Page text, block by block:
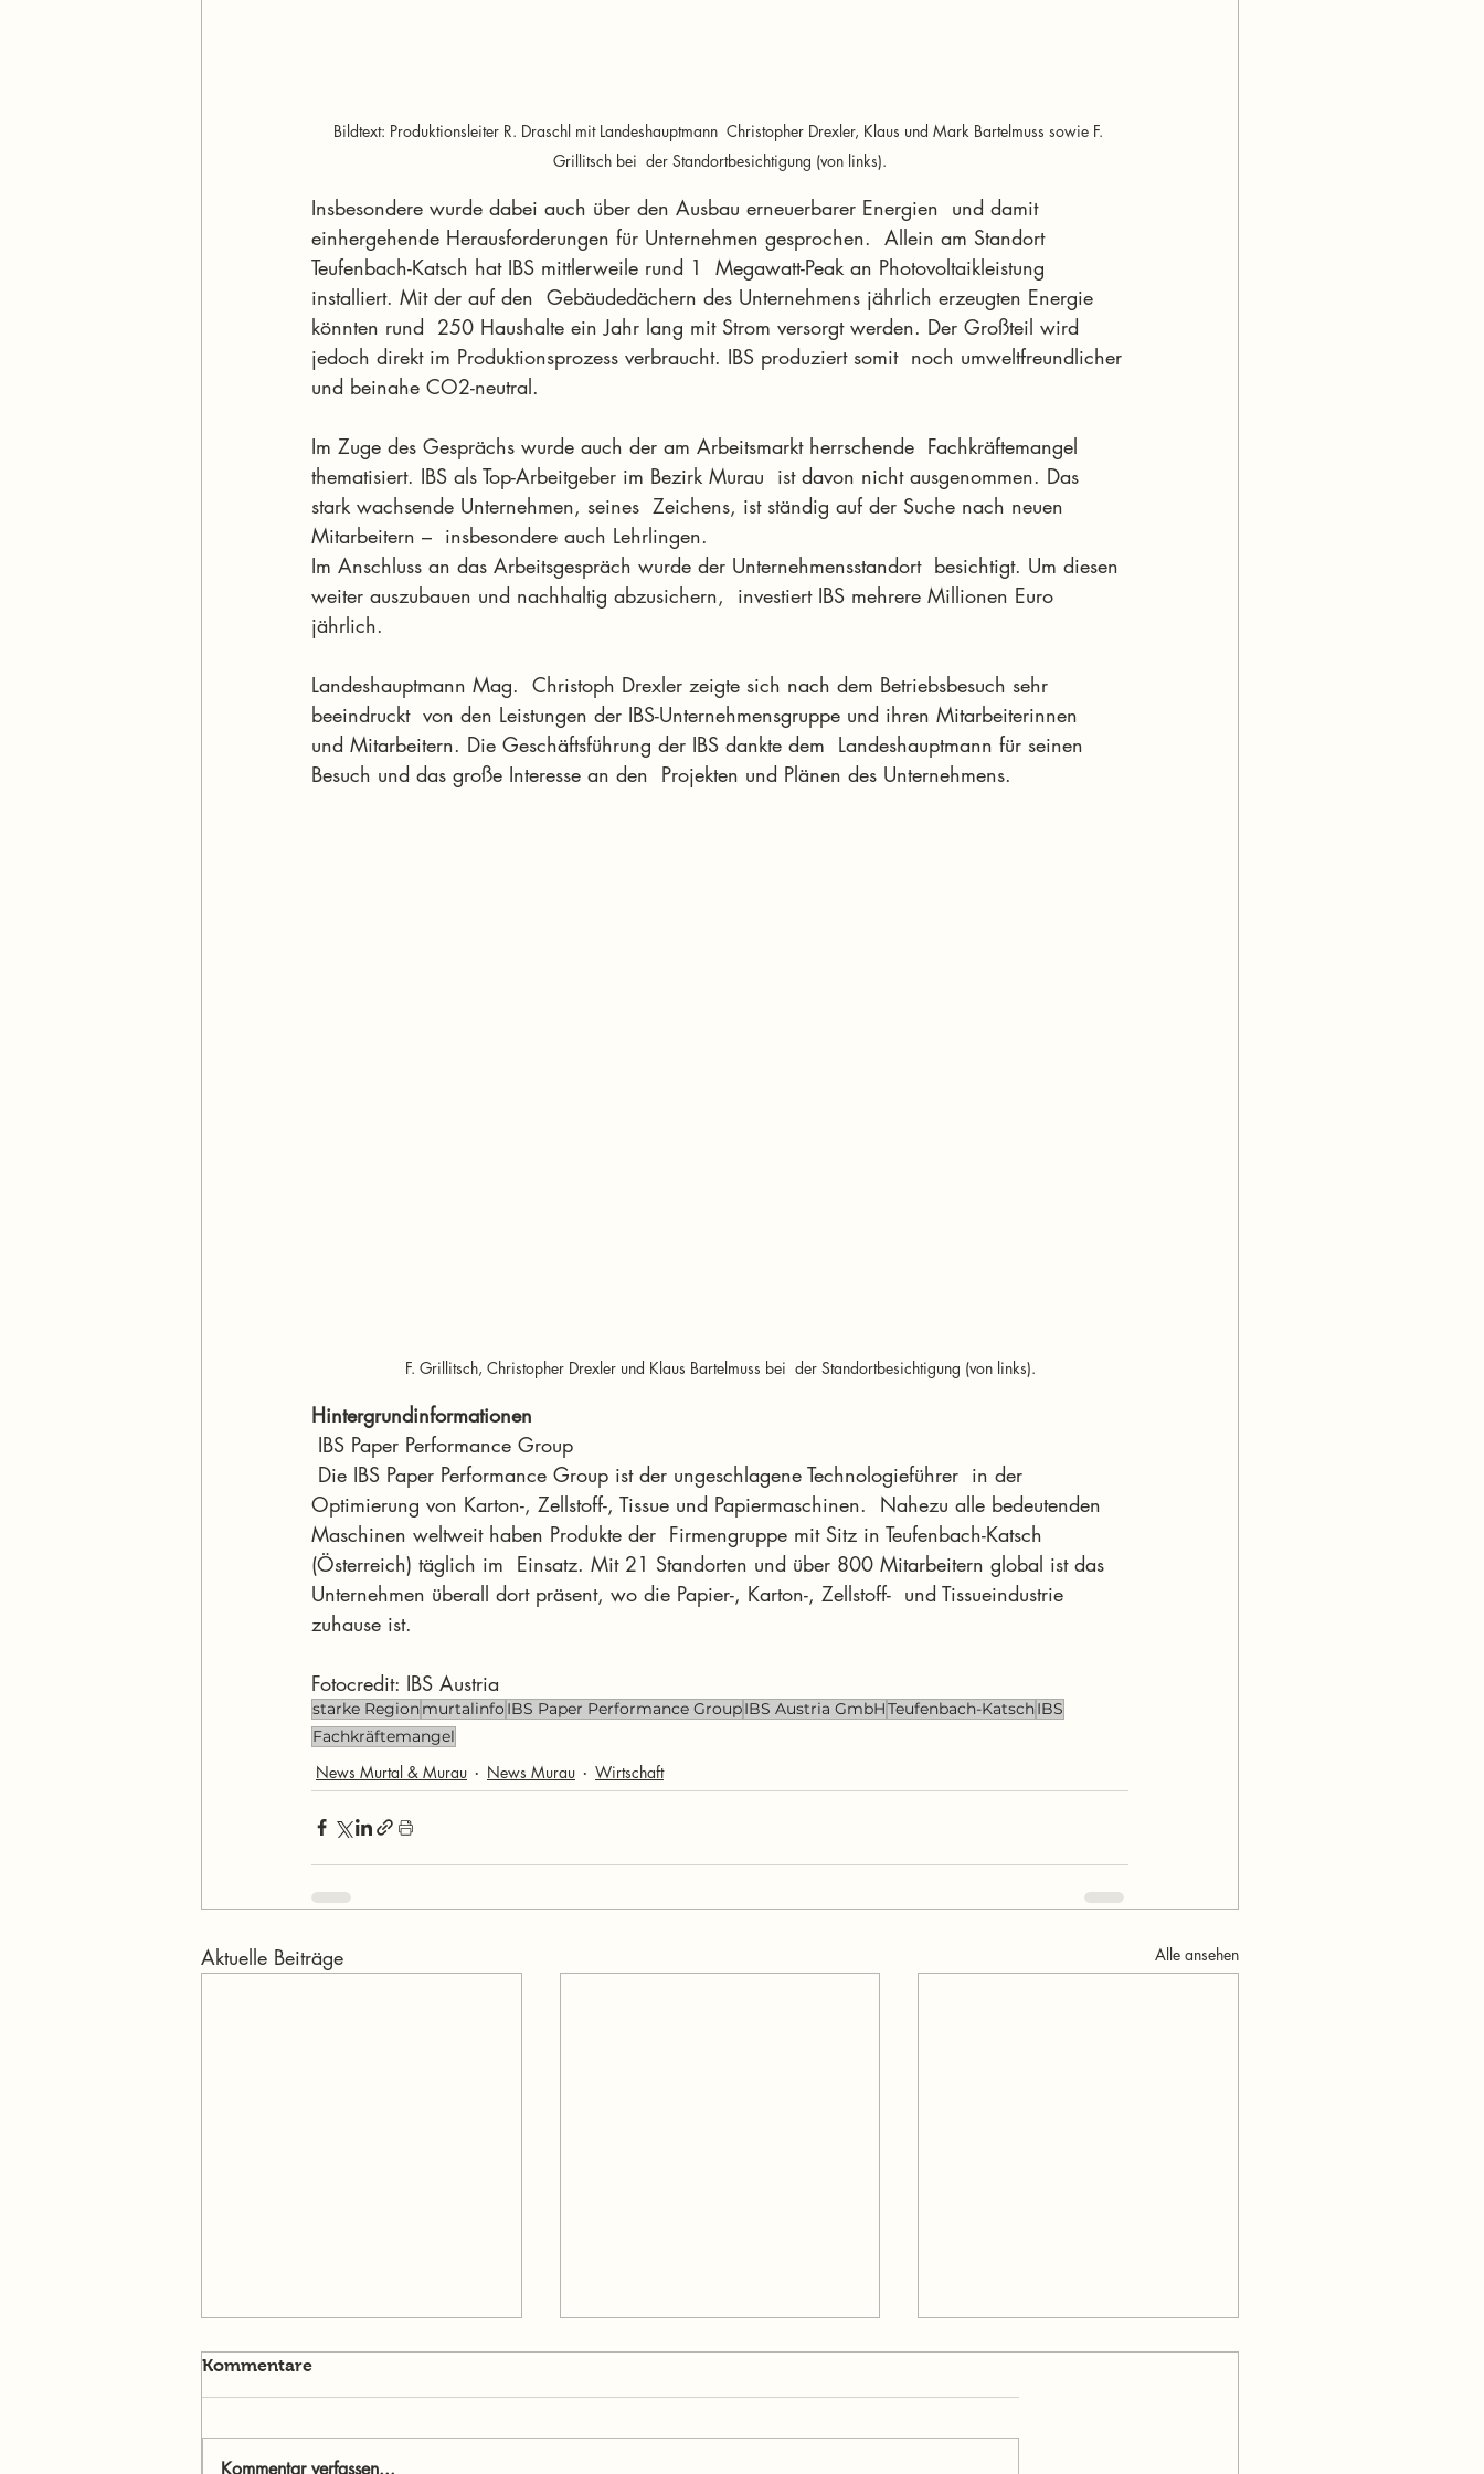
Bildtext: Produktionsleiter R. Draschl mit Landeshauptmann  Christopher Drexler, Klaus und Mark Bartelmuss sowie F.
Grillitsch bei  der Standortbesichtigung (von links).
Insbesondere wurde dabei auch über den Ausbau erneuerbarer Energien  und damit
einhergehende Herausforderungen für Unternehmen gesprochen.  Allein am Standort
Teufenbach-Katsch hat IBS mittlerweile rund 1  Megawatt-Peak an Photovoltaikleistung
installiert. Mit der auf den  Gebäudedächern des Unternehmens jährlich erzeugten Energie
könnten rund  250 Haushalte ein Jahr lang mit Strom versorgt werden. Der Großteil wird
jedoch direkt im Produktionsprozess verbraucht. IBS produziert somit  noch umweltfreundlicher
und beinahe CO2-neutral.
Im Zuge des Gesprächs wurde auch der am Arbeitsmarkt herrschende  Fachkräftemangel
thematisiert. IBS als Top-Arbeitgeber im Bezirk Murau  ist davon nicht ausgenommen. Das
stark wachsende Unternehmen, seines  Zeichens, ist ständig auf der Suche nach neuen
Mitarbeitern –  insbesondere auch Lehrlingen.
Im Anschluss an das Arbeitsgespräch wurde der Unternehmensstandort  besichtigt. Um diesen
weiter auszubauen und nachhaltig abzusichern,  investiert IBS mehrere Millionen Euro
jährlich.
Landeshauptmann Mag.  Christoph Drexler zeigte sich nach dem Betriebsbesuch sehr
beeindruckt  von den Leistungen der IBS-Unternehmensgruppe und ihren Mitarbeiterinnen
und Mitarbeitern. Die Geschäftsführung der IBS dankte dem  Landeshauptmann für seinen
Besuch und das große Interesse an den  Projekten und Plänen des Unternehmens.
F. Grillitsch, Christopher Drexler und Klaus Bartelmuss bei  der Standortbesichtigung (von links).
Hintergrundinformationen
IBS Paper Performance Group
Optimierung von Karton-, Zellstoff-, Tissue und Papiermaschinen.  Nahezu alle bedeutenden
Maschinen weltweit haben Produkte der  Firmengruppe mit Sitz in Teufenbach-Katsch
(Österreich) täglich im  Einsatz. Mit 21 Standorten und über 800 Mitarbeitern global ist das
Unternehmen überall dort präsent, wo die Papier-, Karton-, Zellstoff-  und Tissueindustrie
zuhause ist.
Fotocredit: IBS Austria
starke Regionmurtalinfo IBS Paper Performance GroupIBS Austria GmbHTeufenbach-KatschIBS
Fachkräftemangel
News Murtal & Murau News Murau Wirtschaft
Aktuelle Beiträge Alle ansehen
Kommentare
Kommentar verfassen...